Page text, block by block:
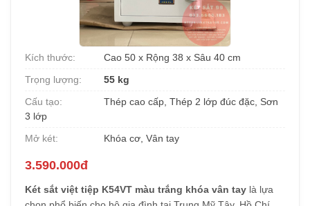
Kích thước:
Cao 50 x Rộng 38 x Sâu 40 cm
Trọng lượng:
55 kg
Cấu tạo:
Thép cao cấp, Thép 2 lớp đúc đặc, Sơn
3 lớp
Mở két:
Khóa cơ, Vân tay
3.590.000đ
Két sắt việt tiệp K54VT màu trắng khóa vân tay là lựa